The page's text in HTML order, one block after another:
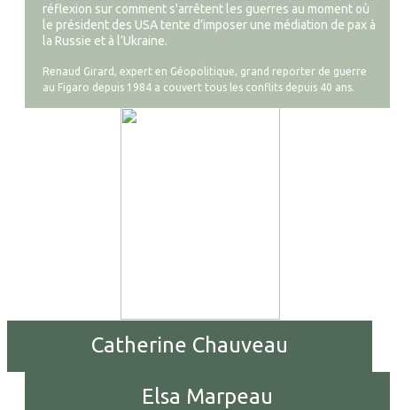
réflexion sur comment s'arrêtent les guerres au moment où
le président des USA tente d’imposer une médiation de pax à
la Russie et à l’Ukraine.
Renaud Girard, expert en Géopolitique, grand reporter de guerre
au Figaro depuis 1984 a couvert tous les conflits depuis 40 ans.
Catherine Chauveau
Elsa Marpeau